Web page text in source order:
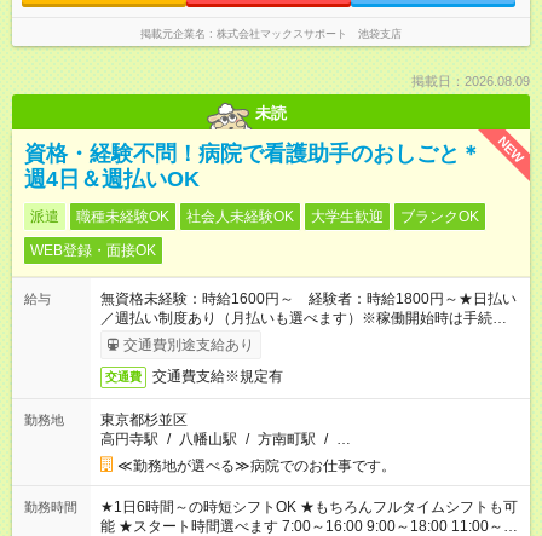
掲載元企業名 株式会社マックスサポート 池袋支店
掲載日：2026.08.09
未読
NEW
資格・経験不問！病院で看護助手のおしごと＊
週4日＆週払いOK
派遣 職種未経験OK 社会人未経験OK 大学生歓迎
ブランクOK
WEB登録・面接OK
給与
無資格未経験：時給1600円～ 経験者：時給1800円～★日払い
／週払い制度あり（月払いも選べます）※稼働開始時は手続き完
了次第のお支払いとなります。
交通費別途支給あり
交通費 交通費支給※規定有
勤務地
東京都杉並区
高円寺駅 / 八幡山駅 / 方南町駅 / …
≪勤務地が選べる≫病院でのお仕事です。
勤務時間
★1日6時間～の時短シフトOK ★もちろんフルタイムシフトも可
能 ★スタート時間選べます 7:00～16:00 9:00～18:00 11:00～